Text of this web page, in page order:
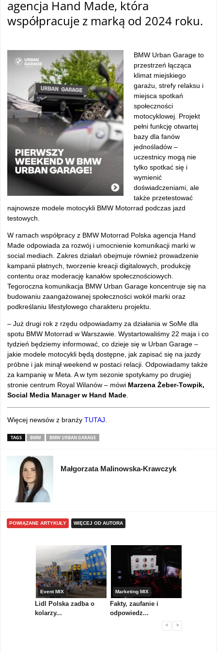
agencja Hand Made, która
współpracuje z marką od 2024 roku.
BMW Urban Garage to
przestrzeń łącząca
klimat miejskiego
garażu, strefy relaksu i
miejsca spotkań
społeczności
motocyklowej. Projekt
pełni funkcję otwartej
bazy dla fanów
jednośladów –
uczestnicy mogą nie
tylko spotkać się i
wymienić
doświadczeniami, ale
także przetestować
najnowsze modele motocykli BMW Motorrad podczas jazd
testowych.
W ramach współpracy z BMW Motorrad Polska agencja Hand
Made odpowiada za rozwój i umocnienie komunikacji marki w
social mediach. Zakres działań obejmuje również prowadzenie
kampanii płatnych, tworzenie kreacji digitalowych, produkcję
contentu oraz moderację kanałów społecznościowych.
Tegoroczna komunikacja BMW Urban Garage koncentruje się na
budowaniu zaangażowanej społeczności wokół marki oraz
podkreślaniu lifestylowego charakteru projektu.
– Już drugi rok z rzędu odpowiadamy za działania w SoMe dla
spotu BMW Motorrad w Warszawie. Wystartowaliśmy 22 maja i co
tydzień będziemy informować, co dzieje się w Urban Garage –
jakie modele motocykli będą dostępne, jak zapisać się na jazdy
próbne i jak minął weekend w postaci relacji. Odpowiadamy także
za kampanię w Meta. A w tym sezonie spotykamy po drugiej
stronie centrum Royal Wilanów – mówi Marzena Żeber-Towpik,
Social Media Manager w Hand Made
Więcej newsów z branży TUTAJ
TAGS BMW BMW URBAN GARAGE
Małgorzata Malinowska-Krawczyk
POWIĄZANE ARTYKUŁY WIĘCEJ OD AUTORA
Event MIX
Lidl Polska zadba o
kolarzy...
Marketing MIX
Fakty, zaufanie i
odpowiedz...
< >